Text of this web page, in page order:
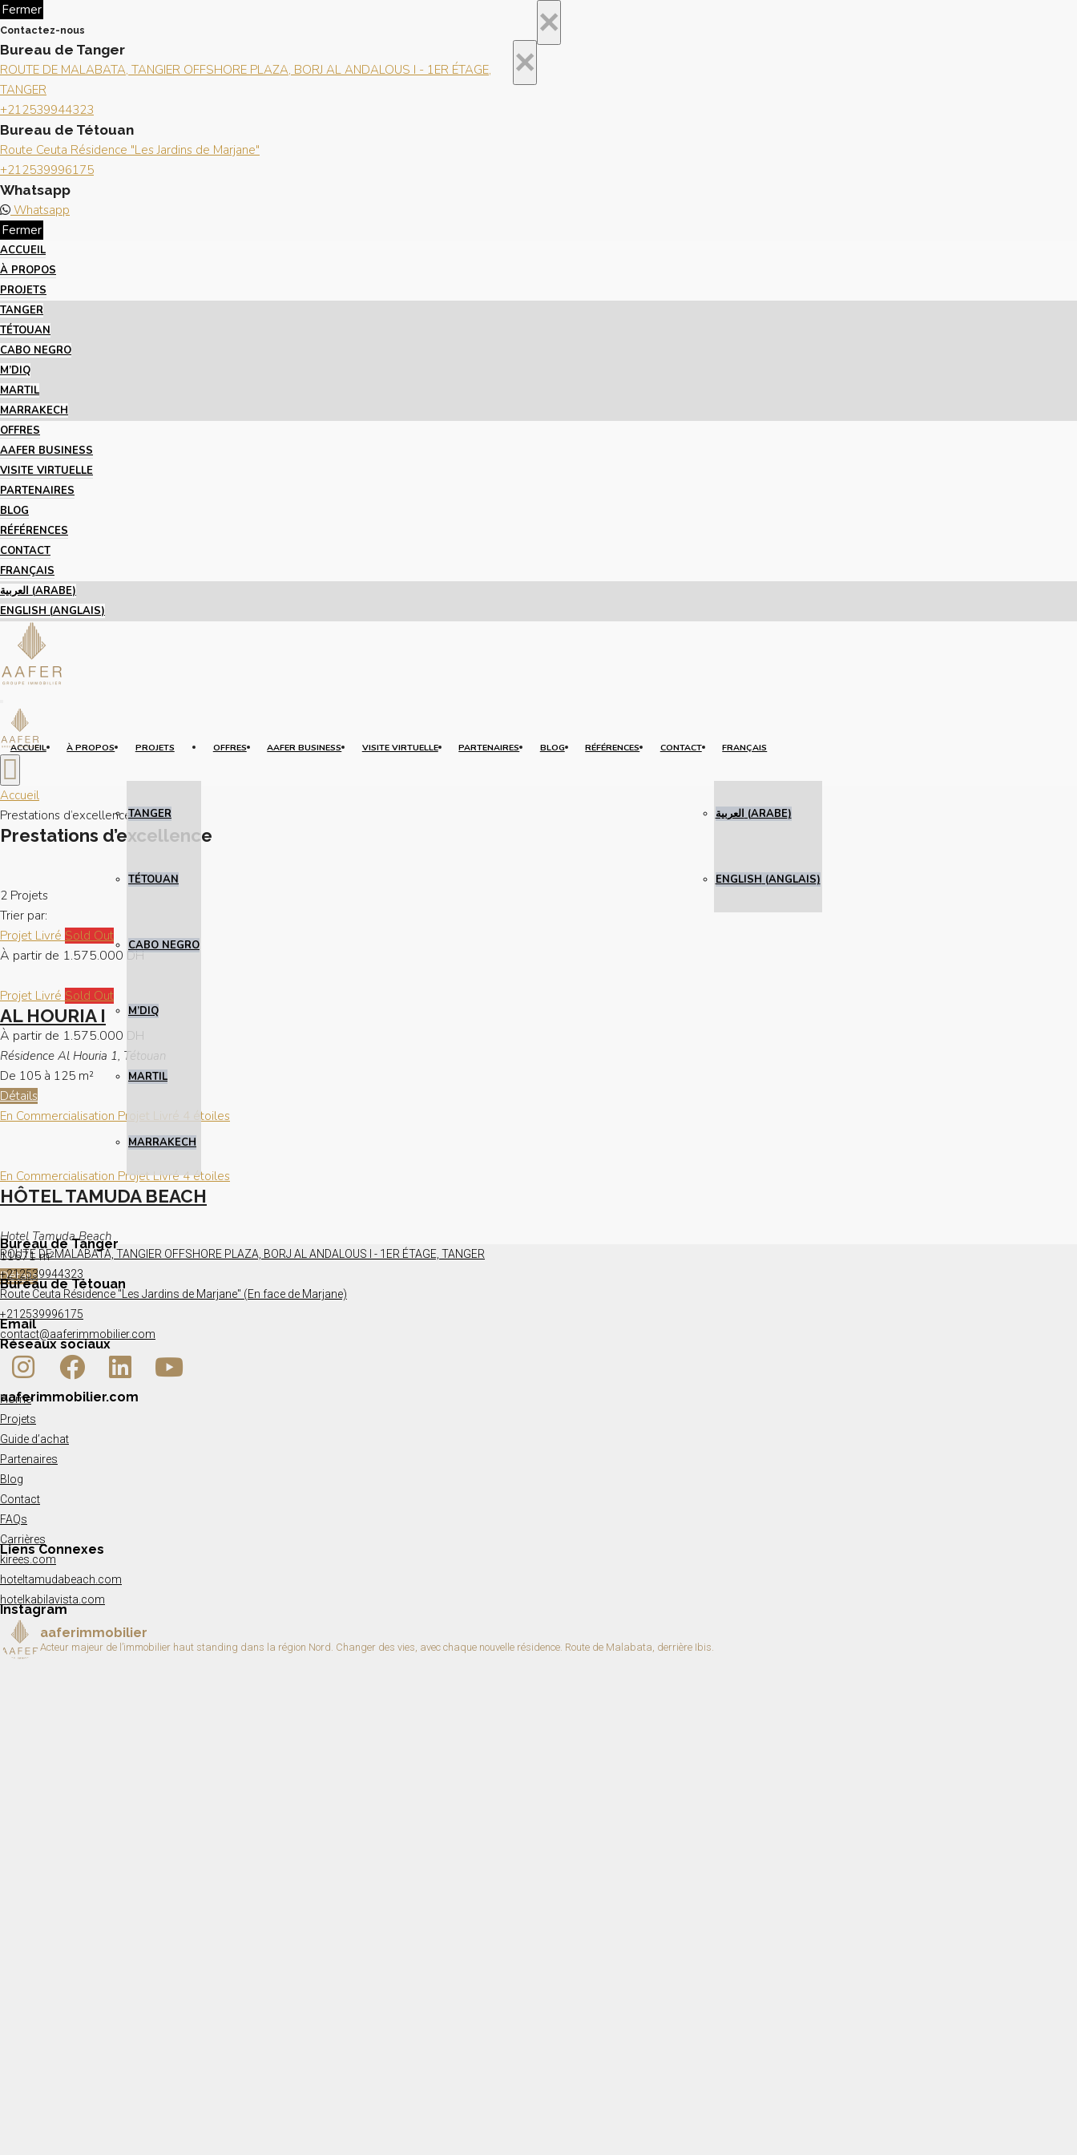
×
Fermer
Contactez-nous
×
Bureau de Tanger
ROUTE DE MALABATA, TANGIER OFFSHORE PLAZA, BORJ AL ANDALOUS I - 1ER ÉTAGE,
TANGER
+212539944323
Bureau de Tétouan
Route Ceuta Résidence "Les Jardins de Marjane"
+212539996175
Whatsapp
Whatsapp
Fermer
ACCUEIL
À PROPOS
PROJETS
TANGER
TÉTOUAN
CABO NEGRO
M’DIQ
MARTIL
MARRAKECH
OFFRES
AAFER BUSINESS
VISITE VIRTUELLE
PARTENAIRES
BLOG
RÉFÉRENCES
CONTACT
FRANÇAIS
العربية (ARABE)
ENGLISH (ANGLAIS)
ACCUEIL À PROPOS PROJETS
TANGER
TÉTOUAN
CABO NEGRO
M’DIQ
MARTIL
MARRAKECH
OFFRES AAFER BUSINESS VISITE VIRTUELLE PARTENAIRES BLOG RÉFÉRENCES CONTACT FRANÇAIS
العربية (ARABE)
ENGLISH (ANGLAIS)
Accueil
Prestations d’excellence
Prestations d’excellence
2 Projets
Trier par:
Projet Livré Sold Out
À partir de 1.575.000 DH
Projet Livré Sold Out
AL HOURIA I
À partir de 1.575.000 DH
Résidence Al Houria 1, Tétouan
De 105 à 125 m²
Détails
En Commercialisation Projet Livré 4 étoiles
En Commercialisation Projet Livré4 étoiles
HÔTEL TAMUDA BEACH
Hotel Tamuda Beach
11671 m²
Détails
Bureau de Tanger
ROUTE DE MALABATA, TANGIER OFFSHORE PLAZA, BORJ AL ANDALOUS I - 1ER ÉTAGE, TANGER
+212539944323
Bureau de Tétouan
Route Ceuta Résidence "Les Jardins de Marjane" (En face de Marjane)
+212539996175
Email
contact@aaferimmobilier.com
Réseaux sociaux
aaferimmobilier.com
Home
Projets
Guide d’achat
Partenaires
Blog
Contact
FAQs
Carrières
Liens Connexes
kirees.com
hoteltamudabeach.com
hotelkabilavista.com
Instagram
aaferimmobilier
Acteur majeur de l’immobilier haut standing dans la région Nord. Changer des vies, avec chaque nouvelle résidence. Route de Malabata, derrière Ibis.